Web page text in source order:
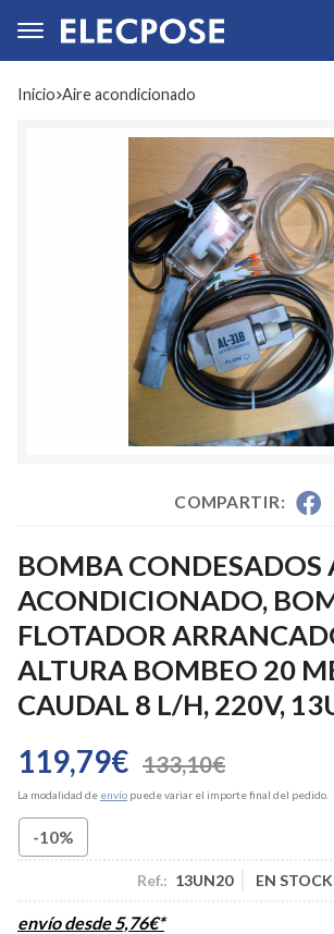
Inicio aire acondicionado
COMPARTIR:
BOMBA CONDESADOS
ACONDICIONADO,
FLOTADOR
ALTURA BOMBEO 20
CAUDAL 8 L/H, 220V,
119,79€ 133,10€
La modalidad de envío puede variar el importe final del pedido.
-10%
Ref.: 13UN20 EN STOCK
envío desde5,76€*